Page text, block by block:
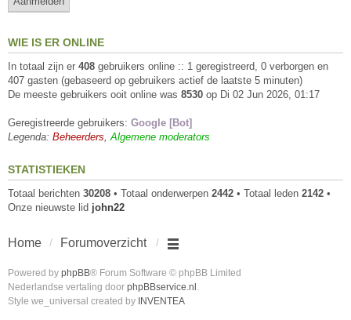
WIE IS ER ONLINE
In totaal zijn er 408 gebruikers online :: 1 geregistreerd, 0 verborgen en
407 gasten (gebaseerd op gebruikers actief de laatste 5 minuten)
De meeste gebruikers ooit online was 8530 op Di 02 Jun 2026, 01:17
Geregistreerde gebruikers: Google [Bot]
Legenda: Beheerders,Algemene moderators
STATISTIEKEN
Totaal berichten 30208 • Totaal onderwerpen 2442 • Totaal leden 2142 •
Onze nieuwste lid john22
Home Forumoverzicht
Powered by phpBB® Forum Software © phpBB Limited
Nederlandse vertaling door phpBBservice.nl
Style we_universal created by INVENTEA